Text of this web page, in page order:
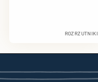
ROZRZUTNIKI